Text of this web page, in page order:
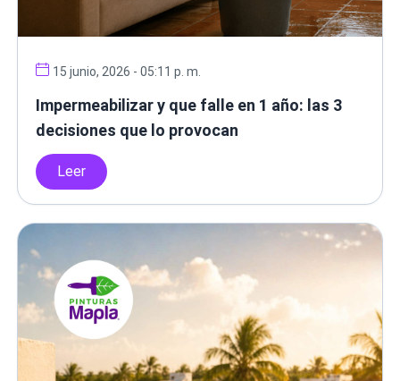
15 junio, 2026 - 05:11 p. m.
Impermeabilizar y que falle en 1 año: las 3
decisiones que lo provocan
Leer